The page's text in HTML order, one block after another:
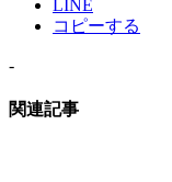
LINE
コピーする
-
関連記事